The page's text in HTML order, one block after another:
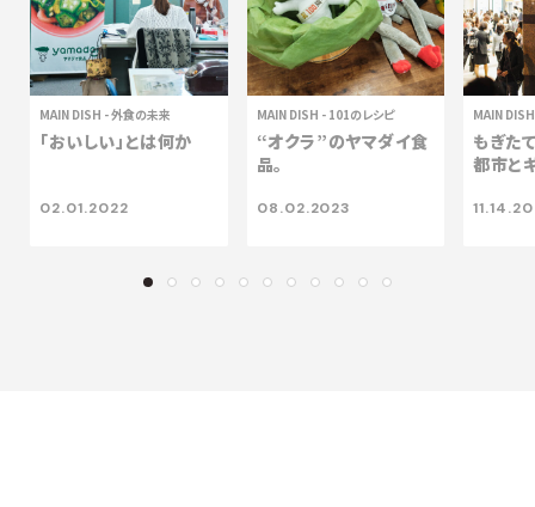
MAIN DISH -外食の未来
「おいしい」とは何か
02.01.2022
MAIN DISH - 101のレシピ
“オクラ”のヤマダイ食
品。
08.02.2023
MAIN DISH
もぎた
都市と